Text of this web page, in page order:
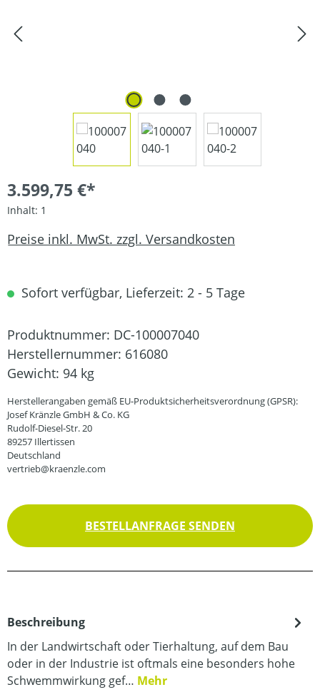
3.599,75 €*
Inhalt: 1
Preise inkl. MwSt. zzgl. Versandkosten
Sofort verfügbar, Lieferzeit: 2 - 5 Tage
Produktnummer: DC-100007040
Herstellernummer: 616080
Gewicht: 94 kg
Herstellerangaben gemäß EU-Produktsicherheitsverordnung (GPSR):
Josef Kränzle GmbH & Co. KG
Rudolf-Diesel-Str. 20
89257 Illertissen
Deutschland
vertrieb@kraenzle.com
BESTELLANFRAGE SENDEN
Beschreibung
In der Landwirtschaft oder Tierhaltung, auf dem Bau
oder in der Industrie ist oftmals eine besonders hohe
Schwemmwirkung gef… Mehr